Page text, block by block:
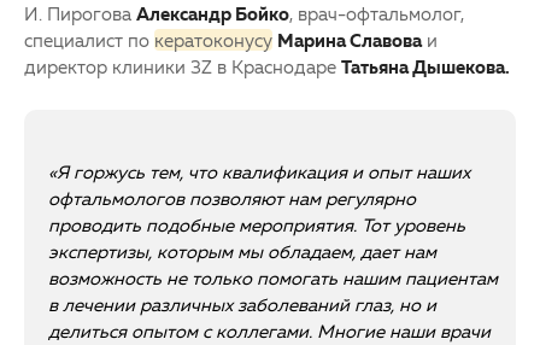
И. Пирогова Александр Бойко, врач-офтальмолог,
специалист по кератоконусу Марина Славоваи
директор клиники 3Z в Краснодаре Татьяна Дышекова.
«Я горжусь тем, что квалификация и опыт наших
офтальмологов позволяют нам регулярно
проводить подобные мероприятия. Тот уровень
экспертизы, которым мы обладаем, дает нам
возможность не только помогать нашим пациентам
в лечении различных заболеваний глаз, но и
делиться опытом с коллегами. Многие наши врачи